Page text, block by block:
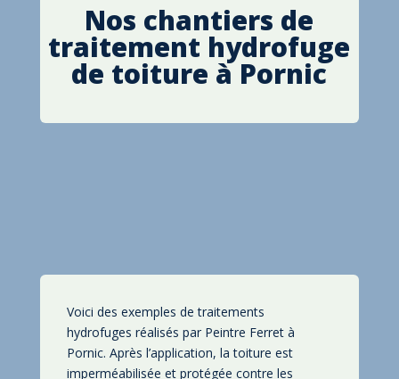
Nos chantiers de
traitement hydrofuge
de toiture à Pornic
Voici des exemples de traitements
hydrofuges réalisés par Peintre Ferret à
Pornic. Après l’application, la toiture est
imperméabilisée et protégée contre les